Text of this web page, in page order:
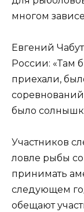
многом
Евгений
России: «Там
приехали,
было
Участников
ловле рыбы
принимать
следующем
обещают